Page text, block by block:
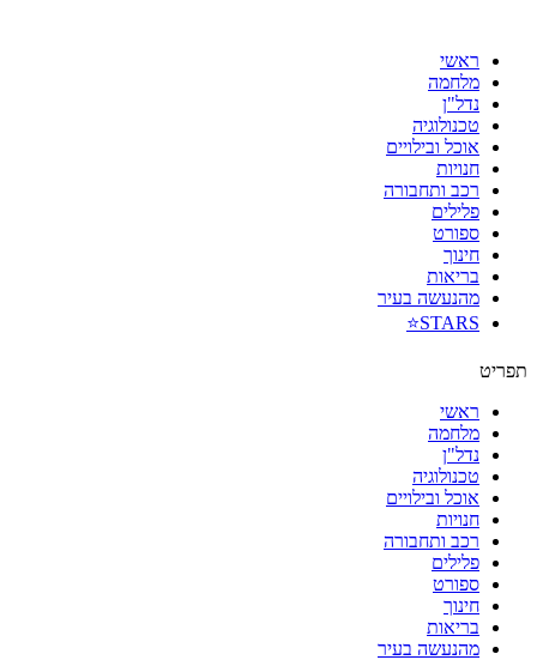
ראשי
מלחמה
נדל"ן
טכנולוגיה
אוכל ובילויים
חנויות
רכב ותחבורה
פלילים
ספורט
חינוך
בריאות
מהנעשה בעיר
STARS⭐
תפריט
ראשי
מלחמה
נדל"ן
טכנולוגיה
אוכל ובילויים
חנויות
רכב ותחבורה
פלילים
ספורט
חינוך
בריאות
מהנעשה בעיר